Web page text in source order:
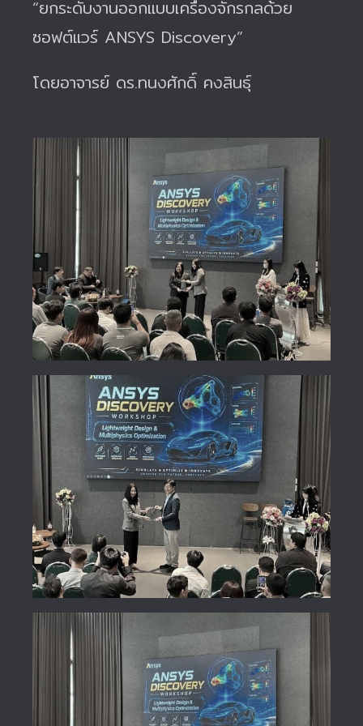
“ยกระดับงานออกแบบเครื่องจักรกลด้วย
ซอฟต์แวร์ ANSYS Discovery”
โดยอาจารย์ ดร.ทนงศักดิ์ คงสินธุ์